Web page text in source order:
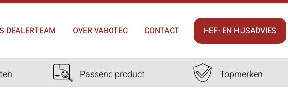
DEALERTEAM OVER VABOTEC CONTACT HEF- EN HIJSADVIES
Passend product Topmerken